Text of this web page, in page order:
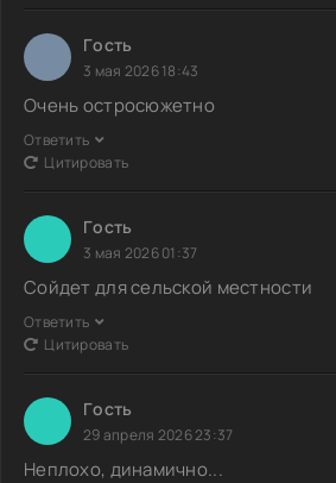
Гoсть
3 мая 2026 18:43
Очень остросюжетно
Ответить
Цитировать
Гoсть
3 мая 2026 01:37
Сойдет для сельской местности
Ответить
Цитировать
Гoсть
29 апреля 2026 23:37
Неплохо, динамично...